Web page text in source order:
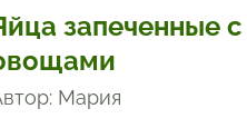
запеченные
Мария